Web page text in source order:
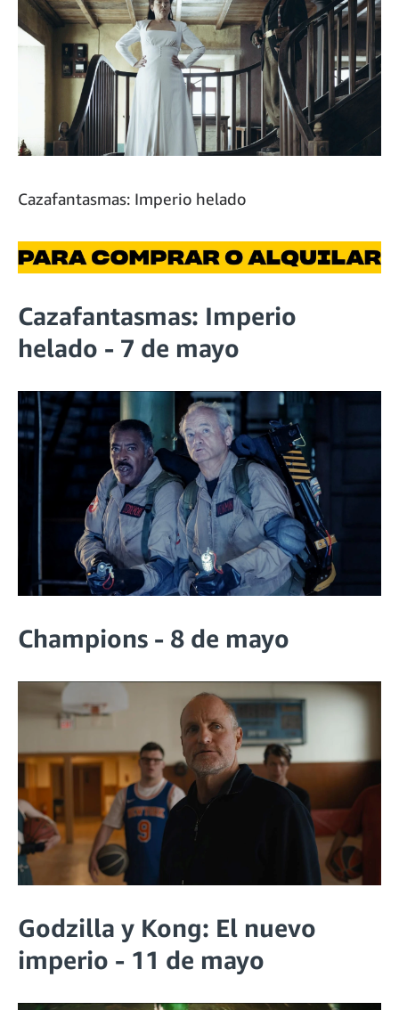
Cazafantasmas: Imperio helado
Cazafantasmas: Imperio
helado - 7 de mayo
Champions - 8 de mayo
Godzilla y Kong: El nuevo
imperio - 11 de mayo